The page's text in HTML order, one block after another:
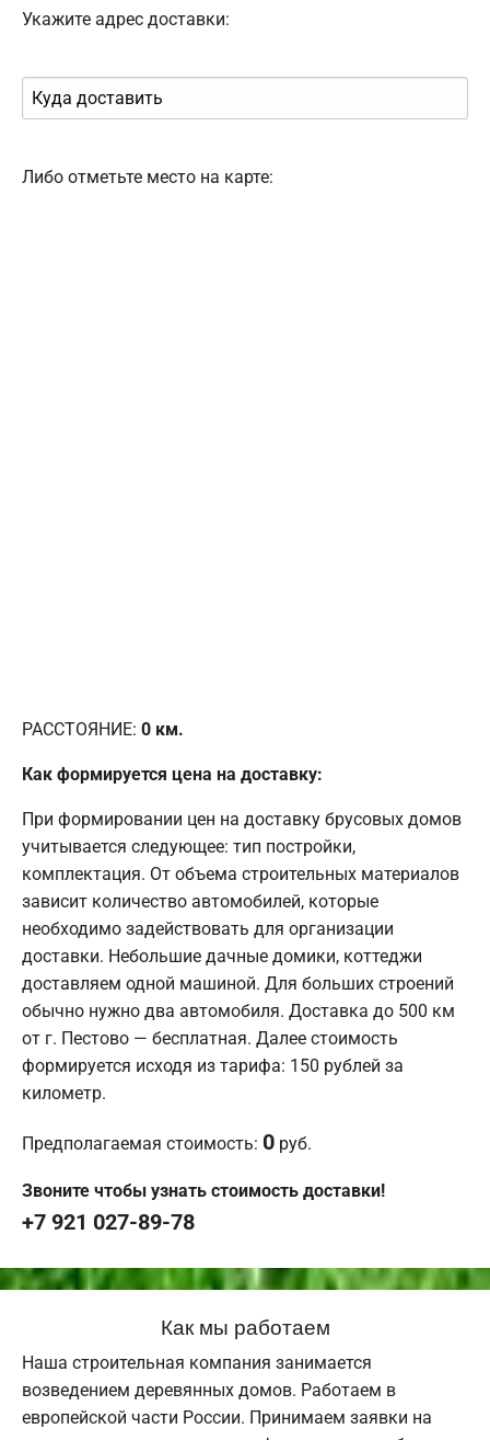
Укажите адрес доставки:
Либо отметьте место на карте:
РАССТОЯНИЕ: 0 км.
Как формируется цена на доставку:
При формировании цен на доставку брусовых домов
учитывается следующее: тип постройки,
комплектация. От объема строительных материалов
зависит количество автомобилей, которые
необходимо задействовать для организации
доставки. Небольшие дачные домики, коттеджи
доставляем одной машиной. Для больших строений
обычно нужно два автомобиля. Доставка до 500 км
от г. Пестово — бесплатная. Далее стоимость
формируется исходя из тарифа: 150 рублей за
километр.
Предполагаемая стоимость: 0 руб.
Звоните чтобы узнать стоимость доставки!
+7 921 027-89-78
Как мы работаем
Наша строительная компания занимается
возведением деревянных домов. Работаем в
европейской части России. Принимаем заявки на